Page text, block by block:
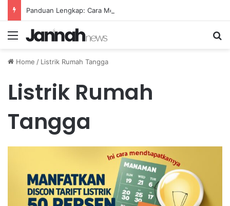
Menu
Home / Listrik Rumah Tangga
Listrik Rumah
Tangga